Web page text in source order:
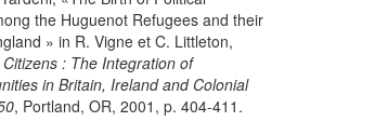
the Huguenot Refugees and their
» in R. Vigne et C. Littleton,
: The Integration of
in Britain, Ireland and Colonial
, Portland, OR, 2001, p. 404-411.